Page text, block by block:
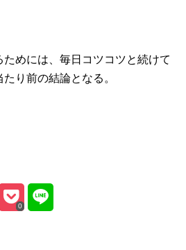
めには、毎日コツコツと続けて
り前の結論となる。
0